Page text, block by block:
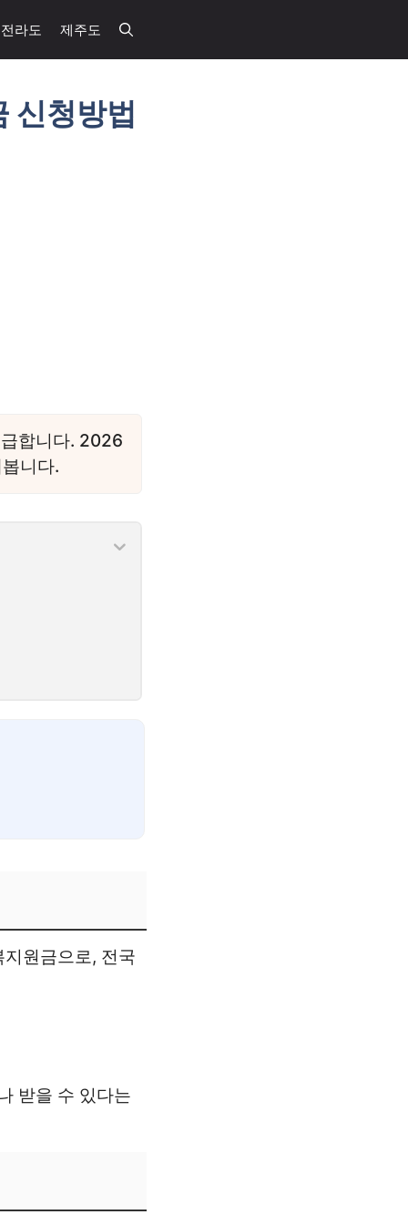
전라도 제주도
신청방법
합니다. 2026
니다.
원금으로, 전국
받을 수 있다는